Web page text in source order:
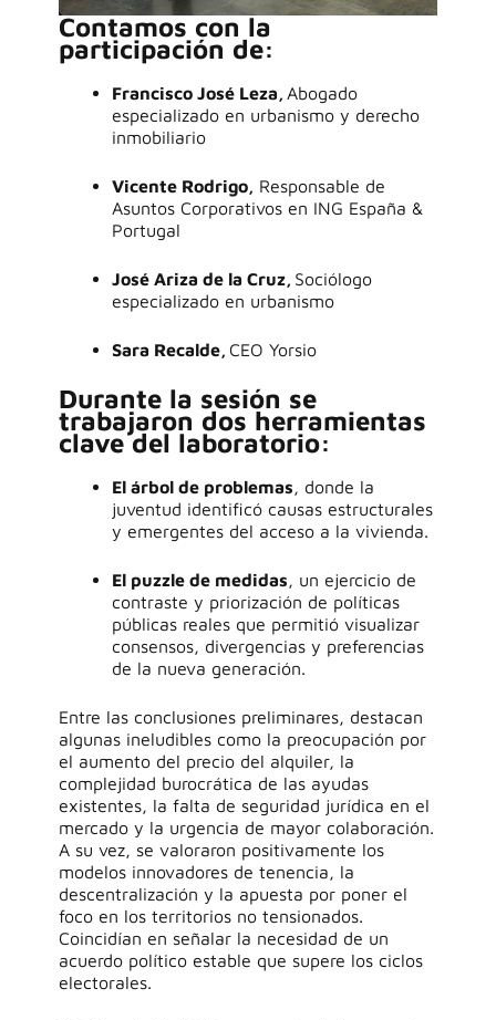
Contamos con la
participación de:
Francisco José Leza, Abogado
especializado en urbanismo y derecho
inmobiliario
Vicente Rodrigo, Responsable de
Asuntos Corporativos en ING España &
Portugal
José Ariza de la Cruz, Sociólogo
especializado en urbanismo
Sara Recalde, CEO Yorsio
Durante la sesión se
trabajaron dos herramientas
clave del laboratorio:
El árbol de problemas, donde la
juventud identificó causas estructurales
y emergentes del acceso a la vivienda.
El puzzle de medidas, un ejercicio de
contraste y priorización de políticas
públicas reales que permitió visualizar
consensos, divergencias y preferencias
de la nueva generación.
Entre las conclusiones preliminares, destacan
algunas ineludibles como la preocupación por
el aumento del precio del alquiler, la
complejidad burocrática de las ayudas
existentes, la falta de seguridad jurídica en el
mercadoy la urgencia de mayor colaboración.
A su vez, se valoraron positivamente los
modelos innovadores de tenencia, la
descentralización y la apuesta por poner el
foco en los territorios no tensionados.
Coincidían en señalar la necesidad de un
acuerdo político estable que supere los ciclos
electorales.